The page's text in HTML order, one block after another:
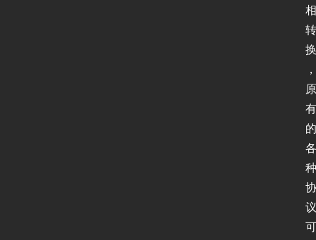
相
转
换
，
原
有
的
各
种
协
议
可